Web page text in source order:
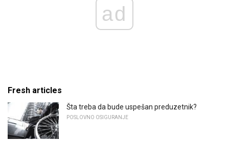
ad
Fresh articles
Šta treba da bude uspešan preduzetnik?
POSLOVNO OSIGURANJE